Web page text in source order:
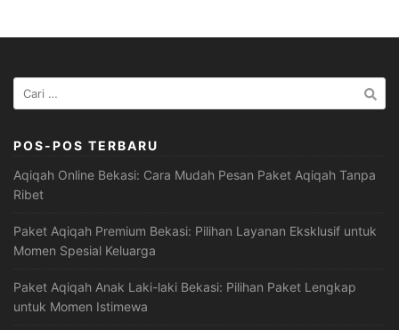
Cari
untuk:
POS-POS TERBARU
Aqiqah Online Bekasi: Cara Mudah Pesan Paket Aqiqah Tanpa
Ribet
Paket Aqiqah Premium Bekasi: Pilihan Layanan Eksklusif untuk
Momen Spesial Keluarga
Paket Aqiqah Anak Laki-laki Bekasi: Pilihan Paket Lengkap
untuk Momen Istimewa